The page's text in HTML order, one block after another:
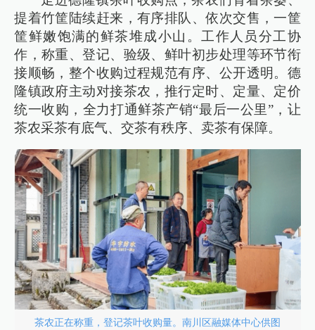
提着竹筐陆续赶来，有序排队、依次交售，一筐
筐鲜嫩饱满的鲜茶堆成小山。工作人员分工协
作，称重、登记、验级、鲜叶初步处理等环节衔
接顺畅，整个收购过程规范有序、公开透明。德
隆镇政府主动对接茶农，推行定时、定量、定价
统一收购，全力打通鲜茶产销“最后一公里”，让
茶农采茶有底气、交茶有秩序、卖茶有保障。
茶农正在称重，登记茶叶收购量。南川区融媒体中心供图